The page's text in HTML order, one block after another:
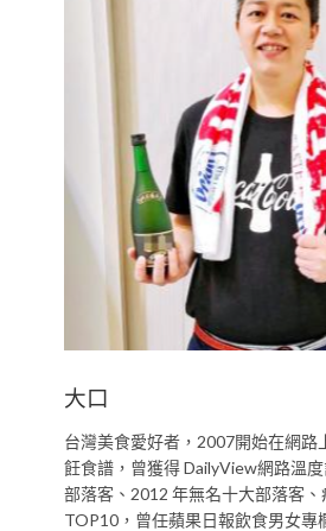
大口
台灣美食愛好者，2007開始在網路
飪食譜，曾獲得 DailyView網路溫
部落客、2012 年無名十大部落客
TOP10，曾任蘋果日報飲食男女專